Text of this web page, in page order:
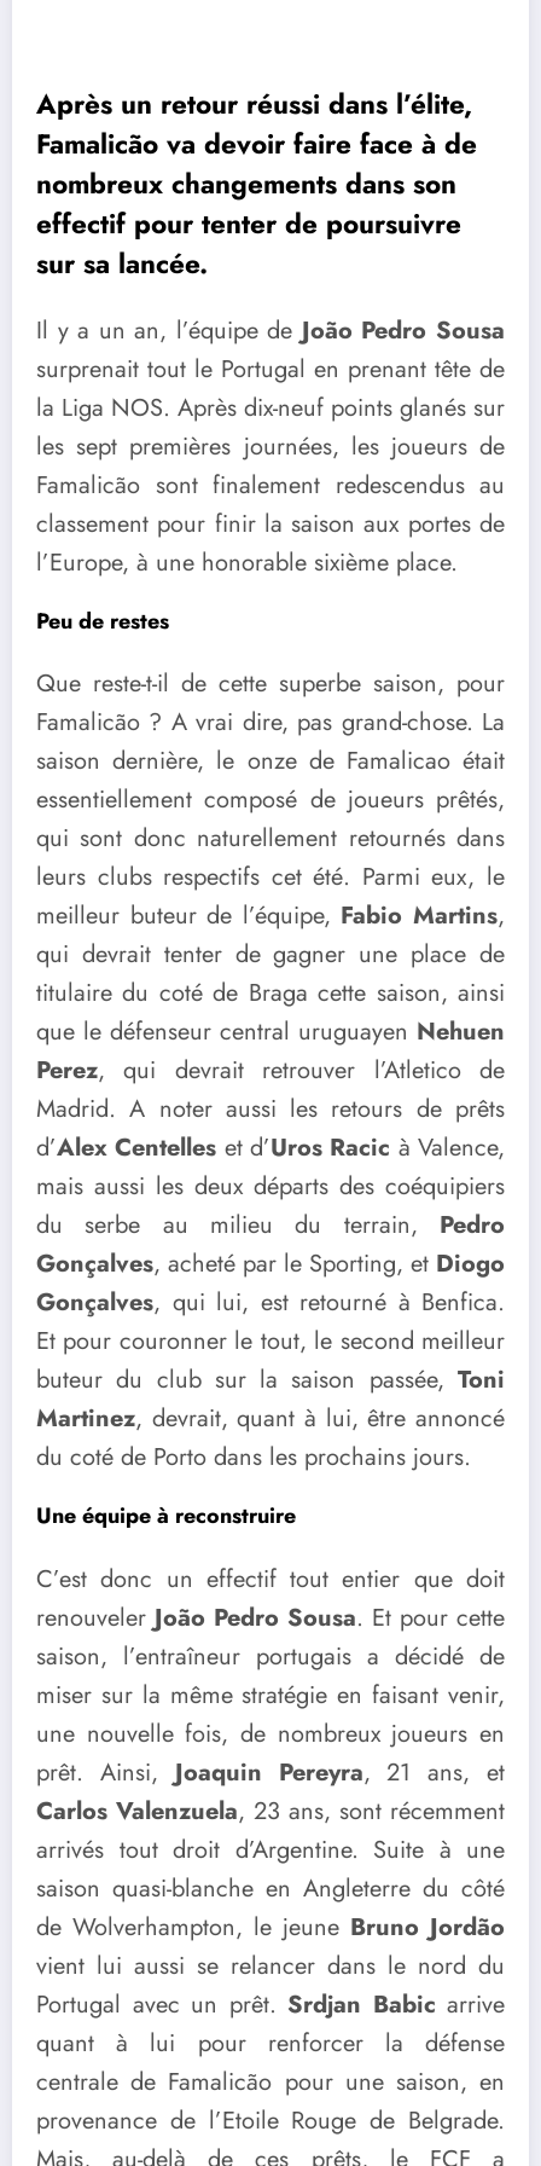
Après un retour réussi dans l’élite,
Famalicão va devoir faire face à de
nombreux changements dans son
effectif pour tenter de poursuivre
sur sa lancée.
Il y a un an, l’équipe de João Pedro Sousa
surprenait tout le Portugal en prenant tête de
la Liga NOS. Après dix-neuf points glanés sur
les sept premières journées, les joueurs de
Famalicão sont finalement redescendus au
classement pour finir la saison aux portes de
l’Europe, à une honorable sixième place.
Peu de restes
Que reste-t-il de cette superbe saison, pour
Famalicão ? A vrai dire, pas grand-chose. La
saison dernière, le onze de Famalicao était
essentiellement composé de joueurs prêtés,
qui sont donc naturellement retournés dans
leurs clubs respectifs cet été. Parmi eux, le
meilleur buteur de l’équipe, Fabio Martins,
qui devrait tenter de gagner une place de
titulaire du coté de Braga cette saison, ainsi
que le défenseur central uruguayen Nehuen
Perez, qui devrait retrouver l’Atletico de
Madrid. A noter aussi les retours de prêts
d’Alex Centelles et d’Uros Racic à Valence,
mais aussi les deux départs des coéquipiers
du serbe au milieu du terrain, Pedro
Gonçalves, acheté par le Sporting, et Diogo
Gonçalves, qui lui, est retourné à Benfica.
Et pour couronner le tout, le second meilleur
buteur du club sur la saison passée, Toni
Martinez, devrait, quant à lui, être annoncé
du coté de Porto dans les prochains jours.
Une équipe à reconstruire
C’est donc un effectif tout entier que doit
renouvelerJoão Pedro Sousa. Et pour cette
saison, l’entraîneur portugais a décidé de
miser sur la même stratégie en faisant venir,
une nouvelle fois, de nombreux joueurs en
prêt. Ainsi,Joaquin Pereyra, 21 ans, et
Carlos Valenzuela, 23 ans, sont récemment
arrivés tout droit d’Argentine. Suite à une
saison quasi-blanche en Angleterre du côté
de Wolverhampton, le jeune Bruno Jordão
vient lui aussi se relancer dans le nord du
Portugal avec un prêt. Srdjan Babic arrive
quant à lui pour renforcer la défense
centrale de Famalicão pour une saison, en
provenance de l’Etoile Rouge de Belgrade.